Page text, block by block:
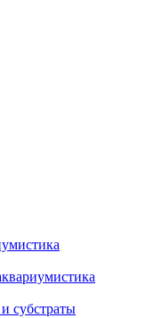
субстраты